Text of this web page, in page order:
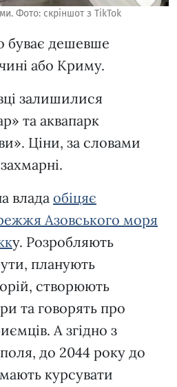
Фото: скріншот з TikTok
буває дешевше
або Криму.
залишилися
та аквапарк
Ціни, за словами
владаобіцяє
Азовського моря
у. Розробляють
планують
створюють
та говорять про
А згідно з
до 2044 року до
курсувати